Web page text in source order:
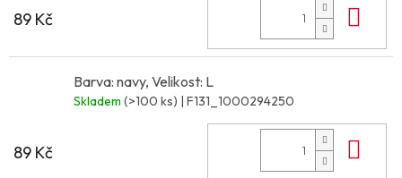
89 Kč
Barva: navy, Velikost: L
Skladem (>100 ks) | F131_1000294250
89 Kč